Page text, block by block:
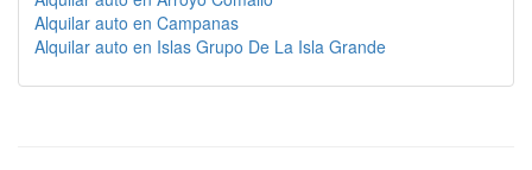
Alquilar auto en Campanas
Alquilar auto en Islas Grupo De La Isla Grande